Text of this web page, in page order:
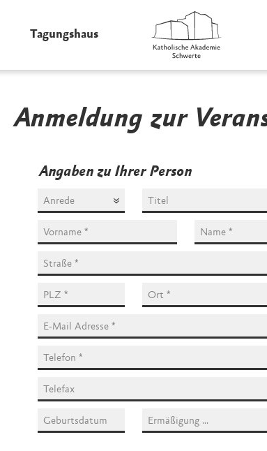
Tagungshaus
Anmeldung zur
Angaben zu Ihrer Person
Ich habe Anspruch auf Ermäßigung, sofern im